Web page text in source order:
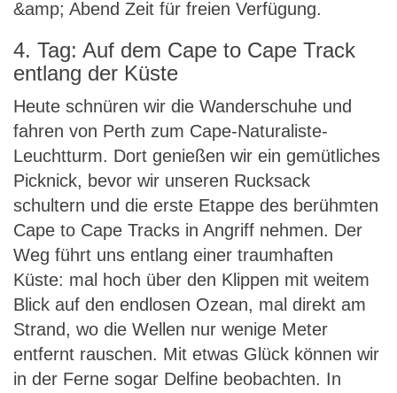
&amp; Abend Zeit für freien Verfügung.
4. Tag: Auf dem Cape to Cape Track
entlang der Küste
Heute schnüren wir die Wanderschuhe und
fahren von Perth zum Cape-Naturaliste-
Leuchtturm. Dort genießen wir ein gemütliches
Picknick, bevor wir unseren Rucksack
schultern und die erste Etappe des berühmten
Cape to Cape Tracks in Angriff nehmen. Der
Weg führt uns entlang einer traumhaften
Küste: mal hoch über den Klippen mit weitem
Blick auf den endlosen Ozean, mal direkt am
Strand, wo die Wellen nur wenige Meter
entfernt rauschen. Mit etwas Glück können wir
in der Ferne sogar Delfine beobachten. In